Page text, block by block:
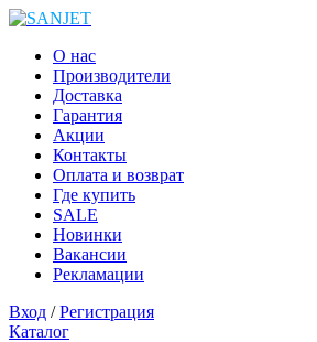
О нас
Производители
Доставка
Гарантия
Акции
Контакты
Оплата и возврат
Где купить
SALE
Новинки
Вакансии
Рекламации
Вход /Регистрация
Каталог